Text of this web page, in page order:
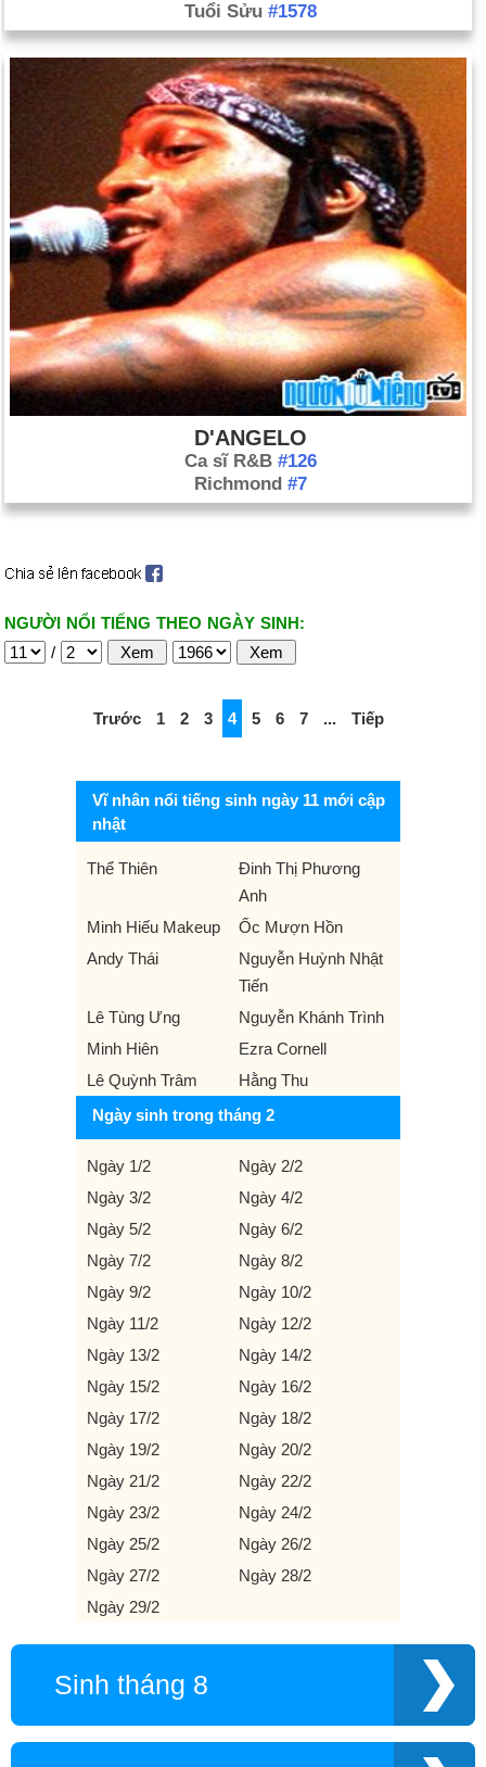
Tuổi Sửu #1578
D'ANGELO
Ca sĩ R&B #126
Richmond #7
NGƯỜI NỔI TIẾNG THEO NGÀY SINH:
/
Trước 1 2 3 4 5 6 7 ... Tiếp
Vĩ nhân nổi tiếng sinh ngày 11 mới cập
nhật
Thể Thiên
Đinh Thị Phương
Anh
Minh Hiếu Makeup
Ốc Mượn Hồn
Andy Thái
Nguyễn Huỳnh Nhật
Tiến
Lê Tùng Ưng
Nguyễn Khánh Trình
Minh Hiên
Ezra Cornell
Lê Quỳnh Trâm
Hằng Thu
Ngày sinh trong tháng 2
Ngày 1/2
Ngày 2/2
Ngày 3/2
Ngày 4/2
Ngày 5/2
Ngày 6/2
Ngày 7/2
Ngày 8/2
Ngày 9/2
Ngày 10/2
Ngày 11/2
Ngày 12/2
Ngày 13/2
Ngày 14/2
Ngày 15/2
Ngày 16/2
Ngày 17/2
Ngày 18/2
Ngày 19/2
Ngày 20/2
Ngày 21/2
Ngày 22/2
Ngày 23/2
Ngày 24/2
Ngày 25/2
Ngày 26/2
Ngày 27/2
Ngày 28/2
Ngày 29/2
Sinh tháng 8